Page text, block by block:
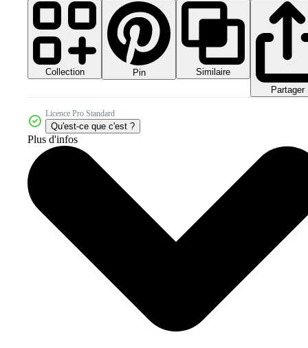
Collection Pin
Similaire
Partager
Licence Pro Standard
Qu'est-ce que c'est ?
Plus d'infos